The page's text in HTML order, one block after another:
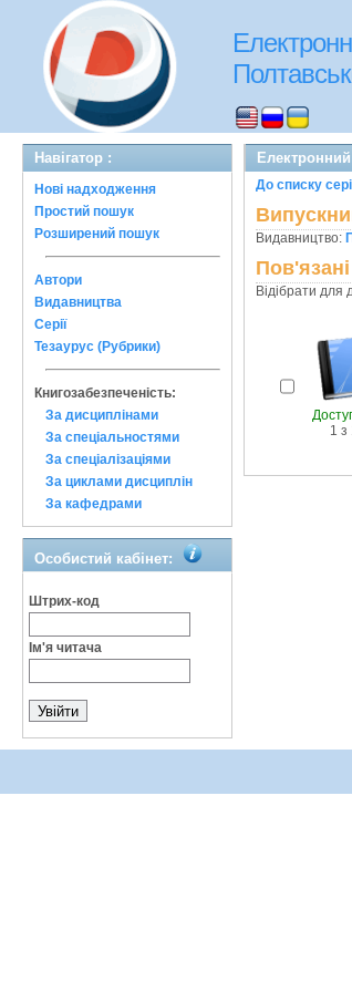
Навігатор :
Нові надходження
Простий пошук
Розширений пошук
Автори
Видавництва
Серії
Тезаурус (Рубрики)
Книгозабезпеченість:
За дисциплінами
За спеціальностями
За спеціалізаціями
За циклами дисциплін
За кафедрами
Особистий кабінет:
Штрих-код
Ім'я читача
До списку
Видавництво:
Відібрати для
1 з